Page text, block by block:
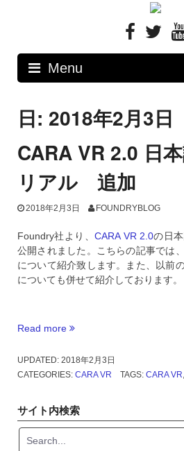
Menu
日: 2018年2月3日
CARA VR 2.0 日
リアル 追加
2018年2月3日 FOUNDRYBLOG
Foundry社より、CARA VR 2.0の日
公開されました。こちらの記事では
について紹介致します。また、以前
についても併せて紹介しております。
Read more “CARA
2.0
日
チ
ュ
UPDATED: 2018年2月3日
CATEGORIES: CARA VR TAGS: CARA VR
サイト内検索